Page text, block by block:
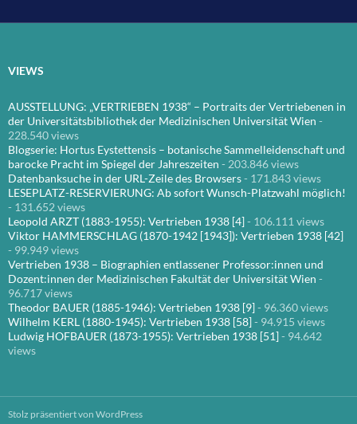
VIEWS
AUSSTELLUNG: „VERTRIEBEN 1938“ – Portraits der Vertriebenen in
der Universitätsbibliothek der Medizinischen Universität Wien -
228.540 views
Blogserie: Hortus Eystettensis – botanische Sammelleidenschaft und
barocke Pracht im Spiegel der Jahreszeiten - 203.846 views
Datenbanksuche in der URL-Zeile des Browsers- 171.843 views
LESEPLATZ-RESERVIERUNG: Ab sofort Wunsch-Platzwahl möglich!
- 131.652 views
Leopold ARZT (1883-1955): Vertrieben 1938 [4]- 106.111 views
Viktor HAMMERSCHLAG (1870-1942 [1943]): Vertrieben 1938 [42]
- 99.949 views
Vertrieben 1938 – Biographien entlassener Professor:innen und
Dozent:innen der Medizinischen Fakultät der Universität Wien -
96.717 views
Theodor BAUER (1885-1946): Vertrieben 1938 [9]- 96.360 views
Wilhelm KERL (1880-1945): Vertrieben 1938 [58]- 94.915 views
Ludwig HOFBAUER (1873-1955): Vertrieben 1938 [51]- 94.642
views
Stolz präsentiert von WordPress